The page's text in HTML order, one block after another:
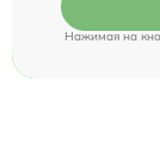
Нажимая на